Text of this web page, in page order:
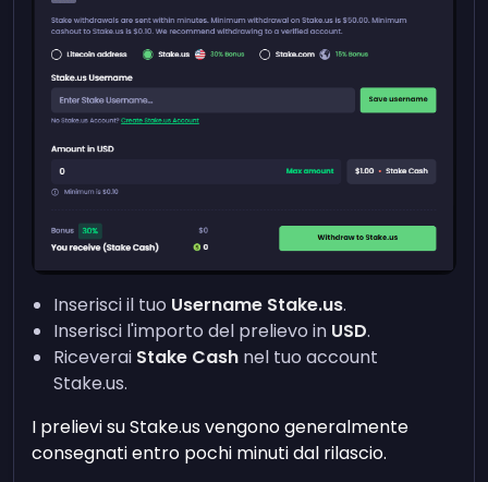
Inserisci il tuo Username Stake.us.
Inserisci l'importo del prelievo in USD.
Riceverai Stake Cash nel tuo account
Stake.us.
I prelievi su Stake.us vengono generalmente
consegnati entro pochi minuti dal rilascio.